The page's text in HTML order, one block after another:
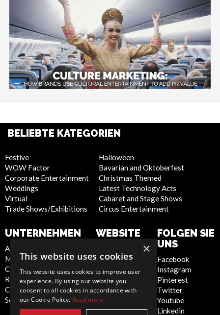
BELIEBTE KATEGORIEN
Festive
WOW Factor
Corporate Entertainment
Weddings
Virtual
Trade Shows/Exhibitions
Halloween
Bavarian and Oktoberfest
Christmas Themed
Latest Technology Acts
Cabaret and Stage Shows
Circus Entertainment
UNTERNEHMEN
About Us
Meet the Team
Contact Us
Report Abuse
Compliance Statement -
Seafarers
WEBSITE
Cookie Policy
Artist Sign Up
Terms and
Conditions
Sitemap
FOLGEN SIE
UNS
Facebook
Instagram
Pinterest
Twitter
Youtube
Linkedin
×
This website uses cookies
This website uses cookies to improve user
experience. By using our website you
consent to all cookies in accordance with
our Cookie Policy. Read more